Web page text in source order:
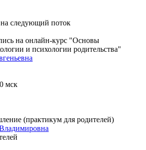
на следующий поток
на онлайн-курс "Основы
и психологии родительства"
мск
(практикум для родителей)